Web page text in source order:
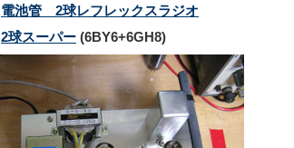
電池管 2球レフレックスラジオ
2球スーパー (6BY6+6GH8)